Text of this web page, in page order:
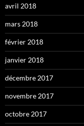
avril 2018
mars 2018
février 2018
janvier 2018
décembre 2017
novembre 2017
octobre 2017